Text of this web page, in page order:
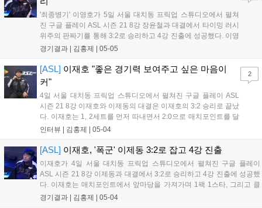
'최종병기' 이영호가 5일 서울 대치동 프릭업 스튜디오에서 펼쳐
진 구글 플레이 ASL 시즌 21 8강 장윤철과 대결에서 타이밍 러시
위주의 판짜기를 통해 3:2로 승리하고 4강 진출에 성공했다. 이영
호는 프로토스에게 유리하다고 알려진 매치포인트에서 다크 템
리버 이후 트리플까지 넥서스를 건설했다....
경기결과 | 김홍제 05-05
[ASL] 이재호 "좋은 경기력 보여주고 싶은 마음이
커"
4일 서울 대치동 프릭업 스튜디오에서 펼쳐진 구글 플레이 ASL
시즌 21 8강 이재호와 이제동의 대결은 이재호의 3:2 승리로 끝났
다. 이재호는 1, 2세트를 먼저 따내면서 2:0으로 매치포인트를 달
성했지만 이제동의 뒷심에 의해 2:2 동점까지 따라잡혔다. 그러나
심 멀티를 파괴하며 승리했다....
인터뷰 | 김홍제 05-04
2
[ASL] 이재호, '폭군' 이제동 3:2로 잡고 4강 진출
이재호가 4일 서울 대치동 프릭업 스튜디오에서 펼쳐진 구글 플레이
ASL 시즌 21 8강 이제동과 대결에서 3:2로 승리하고 4강 진출에 성공했
다. 이재호는 매치포인트에서 앞마당을 가져가며 1팩 1스타, 그리고 클
로킹 레이스를 준비하며 뮤탈리스크를 잘 막아냈다. 이후 베슬을 준비하
경기결과 | 김홍제 05-04